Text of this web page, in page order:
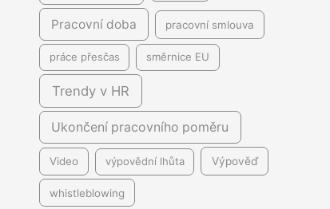
Pracovní doba pracovní smlouva
práce přesčas směrnice EU
Trendy v HR
Ukončení pracovního poměru
Video výpovědní lhůta Výpověď
whistleblowing